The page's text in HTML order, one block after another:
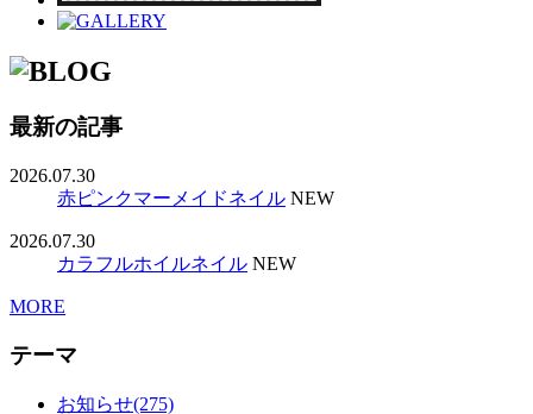
最新の記事
2026.07.30
赤ピンクマーメイドネイル NEW
2026.07.30
カラフルホイルネイル NEW
MORE
テーマ
お知らせ(275)